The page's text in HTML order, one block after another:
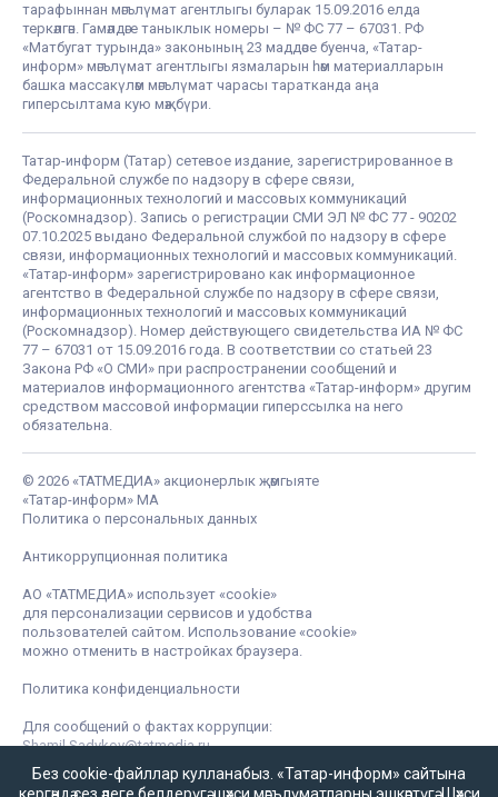
тарафыннан мәгълүмат агентлыгы буларак 15.09.2016 елда
теркәлгән. Гамәлдәге таныклык номеры – № ФС 77 – 67031. РФ
«Матбугат турында» законының 23 маддәсе буенча, «Татар-
информ» мәгълүмат агентлыгы язмаларын һәм материалларын
башка массакүләм мәгълүмат чарасы таратканда аңа
гиперсылтама кую мәҗбүри.
Татар-информ (Татар) сетевое издание, зарегистрированное в
Федеральной службе по надзору в сфере связи,
информационных технологий и массовых коммуникаций
(Роскомнадзор). Запись о регистрации СМИ ЭЛ № ФС 77 - 90202
07.10.2025 выдано Федеральной службой по надзору в сфере
связи, информационных технологий и массовых коммуникаций.
«Татар-информ» зарегистрировано как информационное
агентство в Федеральной службе по надзору в сфере связи,
информационных технологий и массовых коммуникаций
(Роскомнадзор). Номер действующего свидетельства ИА № ФС
77 – 67031 от 15.09.2016 года. В соответствии со статьей 23
Закона РФ «О СМИ» при распространении сообщений и
материалов информационного агентства «Татар-информ» другим
средством массовой информации гиперссылка на него
обязательна.
© 2026 «ТАТМЕДИА» акционерлык җәмгыяте
«Татар-информ» МА
Политика о персональных данных
Антикоррупционная политика
АО «ТАТМЕДИА» использует «cookie»
для персонализации сервисов и удобства
пользователей сайтом. Использование «cookie»
можно отменить в настройках браузера.
Политика конфиденциальности
Для сообщений о фактах коррупции:
Shamil.Sadykov@tatmedia.ru
Без cookie-файллар кулланабыз. «Татар-информ» сайтына